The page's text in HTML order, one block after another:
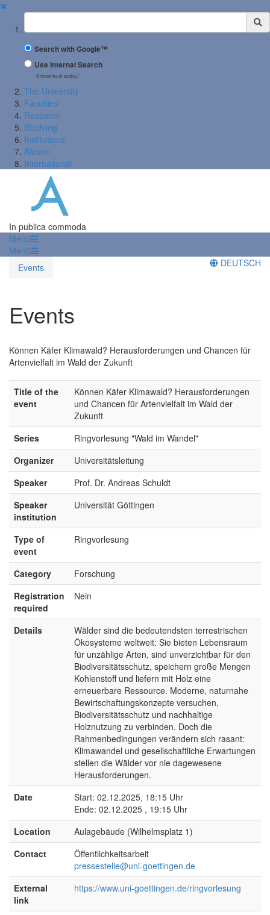
✖
Suchbegriff
Search with Google™
Use Internal Search
(limited result quality)
The University
Faculties
Research
Studying
Institutions
Alumni
International
In publica commoda
Menü
Menü
Events
DEUTSCH
Events
Können Käfer Klimawald? Herausforderungen und Chancen für
Artenvielfalt im Wald der Zukunft
Title of the
event
Können Käfer Klimawald? Herausforderungen
und Chancen für Artenvielfalt im Wald der
Zukunft
Series
Ringvorlesung "Wald im Wandel"
Organizer
Universitätsleitung
Speaker
Prof. Dr. Andreas Schuldt
Speaker
institution
Universität Göttingen
Type of
event
Ringvorlesung
Category
Forschung
Registration
required
Nein
Details
Wälder sind die bedeutendsten terrestrischen
Ökosysteme weltweit: Sie bieten Lebensraum
für unzählige Arten, sind unverzichtbar für den
Biodiversitätsschutz, speichern große Mengen
Kohlenstoff und liefern mit Holz eine
erneuerbare Ressource. Moderne, naturnahe
Bewirtschaftungskonzepte versuchen,
Biodiversitätsschutz und nachhaltige
Holznutzung zu verbinden. Doch die
Rahmenbedingungen verändern sich rasant:
Klimawandel und gesellschaftliche Erwartungen
stellen die Wälder vor nie dagewesene
Herausforderungen.
Date
Start: 02.12.2025, 18:15 Uhr
Ende: 02.12.2025 , 19:15 Uhr
Location
Aulagebäude (Wilhelmsplatz 1)
Contact
Öffentlichkeitsarbeit
pressestelle@uni-goettingen.de
External
link
https://www.uni-goettingen.de/ringvorlesung